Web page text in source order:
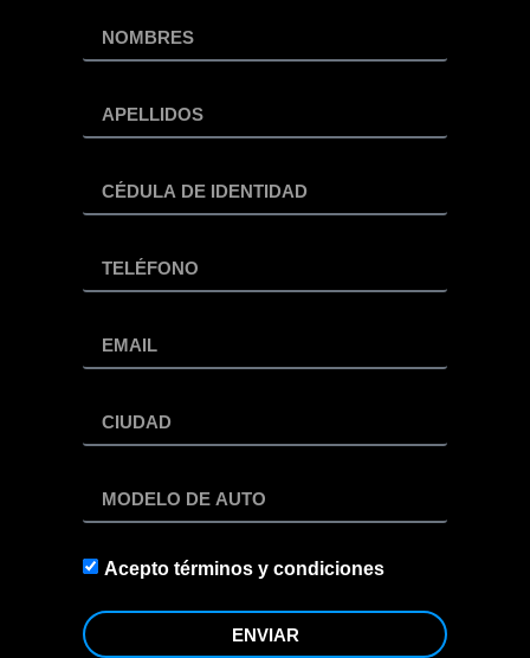
Acepto términos y condiciones
ENVIAR